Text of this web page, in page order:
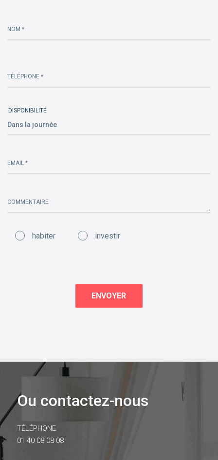
this
NOM *
TÉLÉPHONE *
DISPONIBILITÉ
EMAIL *
COMMENTAIRE
habiter investir
Ou contactez-nous
TÉLÉPHONE
01 40 08 08 08